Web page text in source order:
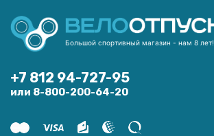
Большой спортивный магазин - нам 8 лет!
+7 812 94-727-95
или 8-800-200-64-20